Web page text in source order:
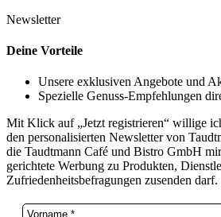
Newsletter
Deine Vorteile
Unsere exklusiven Angebote und
Spezielle Genuss-Empfehlungen
Mit Klick auf „Jetzt registrieren“ willige
den personalisierten Newsletter von
die Taudtmann Café und Bistro GmbH
gerichtete Werbung zu Produkten,
Zufriedenheitsbefragungen zusenden darf.